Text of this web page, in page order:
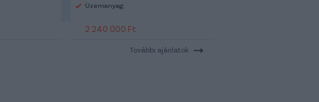
Üzemanyag:
2 240 000 Ft
További ajánlatok